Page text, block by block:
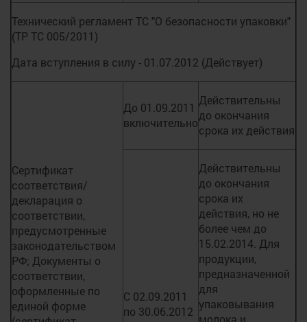
Технический регламент ТС "О безопасности упаковки"
(ТР ТС 005/2011)
Дата вступления в силу - 01.07.2012 (Действует)
Сертификат
соответствия/
декларация о
соответствии,
предусмотренные
законодательством
РФ; Документы о
соответствии,
оформленные по
единой форме
До 01.09.2011
включительно
Действительны
до окончания
срока их действия
С 02.09.2011
по 30.06.2012
Действительны
до окончания
срока их
действия, но не
более чем до
15.02.2014. Для
продукции,
предназначенной
для
упаковывания
молока и